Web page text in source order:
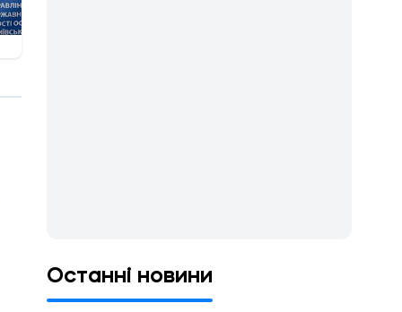
Останні новини